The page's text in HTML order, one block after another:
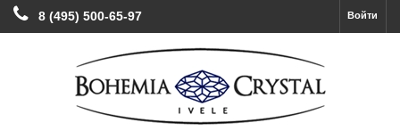
Войти
8 (495) 500-65-97